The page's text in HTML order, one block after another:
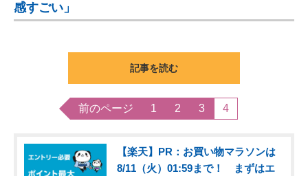
感すごい」
記事を読む
前のページ 1 2 3 4
【楽天】PR：お買い物マラソンは
8/11（火）01:59まで！ まずはエ